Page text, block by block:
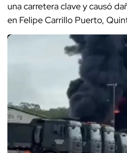
una carretera clave y causó
en Felipe Carrillo Puerto,